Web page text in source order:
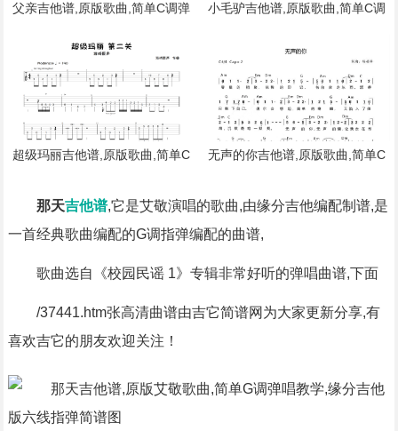
父亲吉他谱,原版歌曲,简单C调弹
小毛驴吉他谱,原版歌曲,简单C调
超级玛丽吉他谱,原版歌曲,简单C
无声的你吉他谱,原版歌曲,简单C
那天吉他谱,它是艾敬演唱的歌曲,由缘分吉他编配制谱,是
一首经典歌曲编配的G调指弹编配的曲谱,
歌曲选自《校园民谣 1》专辑非常好听的弹唱曲谱,下面
/37441.htm张高清曲谱由吉它简谱网为大家更新分享,有
喜欢吉它的朋友欢迎关注！